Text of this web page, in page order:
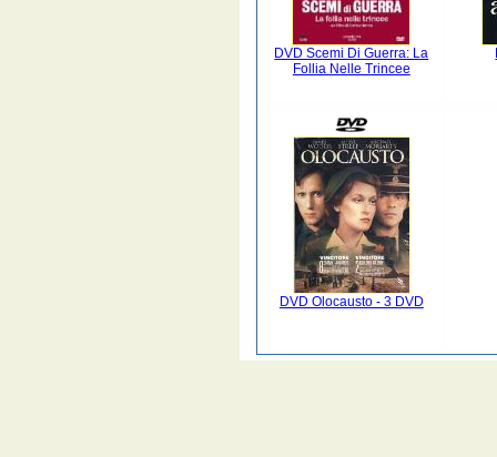
DVD Scemi Di Guerra: La
Follia Nelle Trincee
DVD Olocausto - 3 DVD